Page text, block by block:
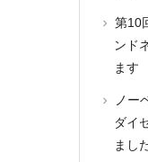
第10
ンド
ます
ノー
ダイ
まし